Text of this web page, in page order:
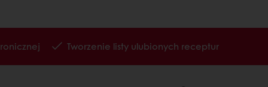
Tworzenie listy ulubionych receptur